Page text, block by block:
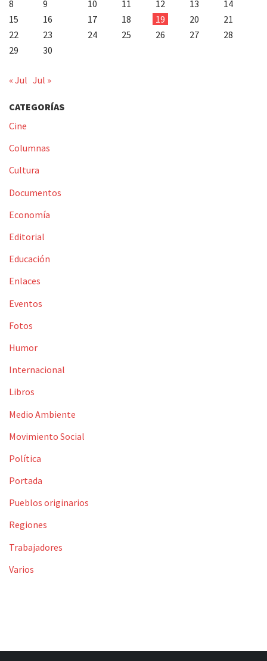
8
9 10 11 12 13
14
15
16 17 18 19 20
21
22
23 24 25 26 27
28
29
30
« Jul Jul »
CATEGORÍAS
Cine
Columnas
Cultura
Documentos
Economía
Editorial
Educación
Enlaces
Eventos
Fotos
Humor
Internacional
Libros
Medio Ambiente
Movimiento Social
Política
Portada
Pueblos originarios
Regiones
Trabajadores
Varios